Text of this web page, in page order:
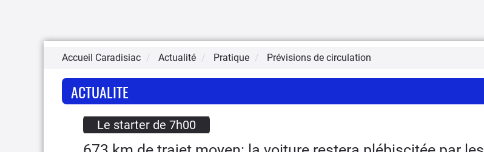
Accueil Caradisiac Actualité Pratique Prévisions de circulation
ACTUALITE
Le starter de 7h00